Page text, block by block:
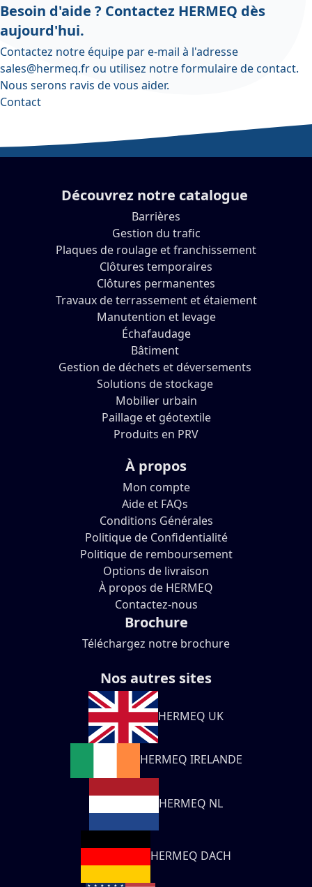
Besoin d'aide ? Contactez HERMEQ dès
aujourd'hui.
Contactez notre équipe par e-mail à l'adresse
sales@hermeq.frou utilisez notreformulaire de contact.
Nous serons ravis de vous aider.
Contact
Découvrez notre catalogue
Barrières
Gestion du trafic
Plaques de roulage et franchissement
Clôtures temporaires
Clôtures permanentes
Travaux de terrassement et étaiement
Manutention et levage
Échafaudage
Bâtiment
Gestion de déchets et déversements
Solutions de stockage
Mobilier urbain
Paillage et géotextile
Produits en PRV
À propos
Mon compte
Aide et FAQs
Conditions Générales
Politique de Confidentialité
Politique de remboursement
Options de livraison
À propos de HERMEQ
Contactez-nous
Brochure
Téléchargez notre brochure
Nos autres sites
HERMEQ UK
HERMEQ IRELANDE
HERMEQ NL
HERMEQ DACH